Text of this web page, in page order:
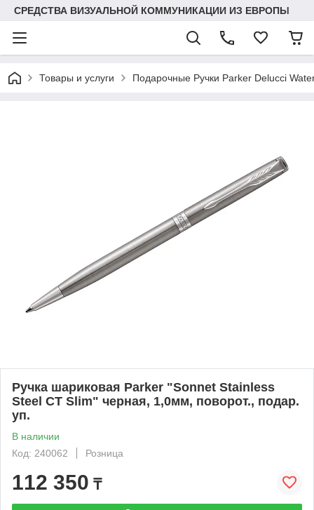
СРЕДСТВА ВИЗУАЛЬНОЙ КОММУНИКАЦИИ ИЗ ЕВРОПЫ
Товары и услуги Подарочные Ручки Parker Delucci
Ручка шариковая Parker "Sonnet Stainless
Steel CT Slim" черная, 1,0мм, поворот., подар.
уп.
В наличии
Код: 240062
Розница
112 350 ₸